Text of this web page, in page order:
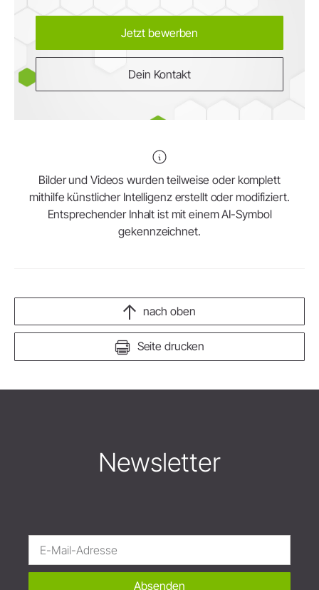
Jetzt bewerben
Dein Kontakt
Bilder und Videos wurden teilweise oder komplett
mithilfe künstlicher Intelligenz erstellt oder modifiziert.
Entsprechender Inhalt ist mit einem AI-Symbol
gekennzeichnet.
Seite drucken
nach oben
Newsletter
Absenden